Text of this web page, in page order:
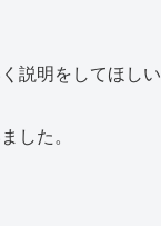
説明をしてほしい
した。